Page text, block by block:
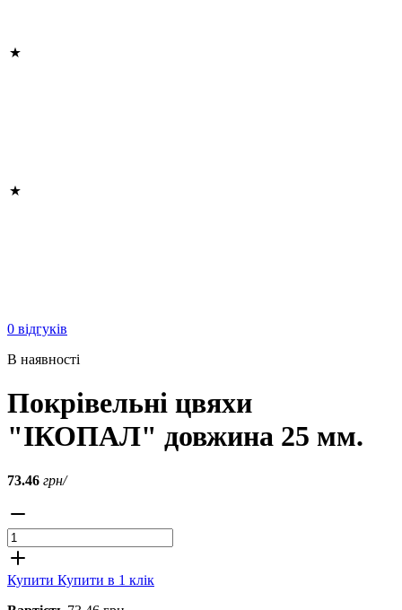
0 відгуків
В наявності
Покрівельні цвяхи
"ІКОПАЛ" довжина 25 мм.
73.46 грн/
Купити Купити в 1 клік